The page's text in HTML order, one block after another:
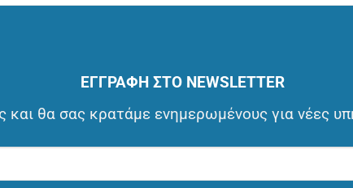
ΕΓΓΡΑΦΗ ΣΤΟ NEWSLETTER
θα σας κρατάμε ενημερωμένους για νέες